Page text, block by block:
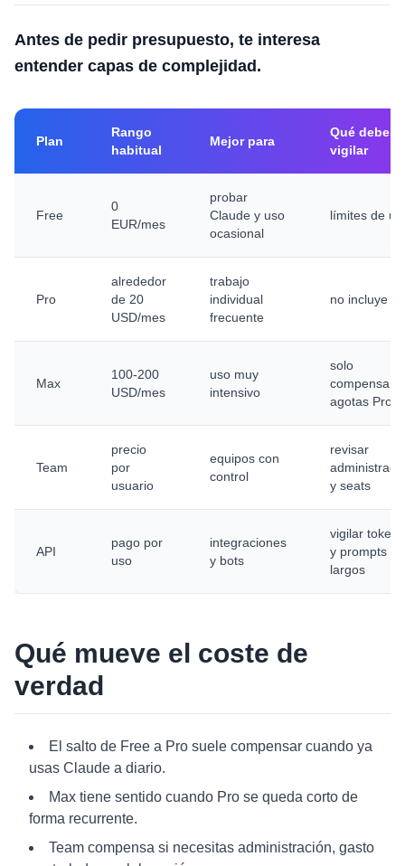
Antes de pedir presupuesto, te interesa
entender capas de complejidad.
Plan
Rango
habitual
Mejor para
Qué debes
vigilar
Free
0
EUR/mes
probar
Claude y uso
ocasional
límites de
Pro
alrededor
de 20
USD/mes
trabajo
individual
frecuente
no incluye
Max
100-200
USD/mes
uso muy
intensivo
solo
compensa si
agotas Pro
Team
precio
por
usuario
equipos con
control
revisar
y seats
API
pago por
uso
integraciones
y bots
vigilar tokens
y prompts
largos
Qué mueve el coste de
verdad
El salto de Free a Pro suele compensar cuando ya
usas Claude a diario.
Max tiene sentido cuando Pro se queda corto de
forma recurrente.
Team compensa si necesitas administración, gasto